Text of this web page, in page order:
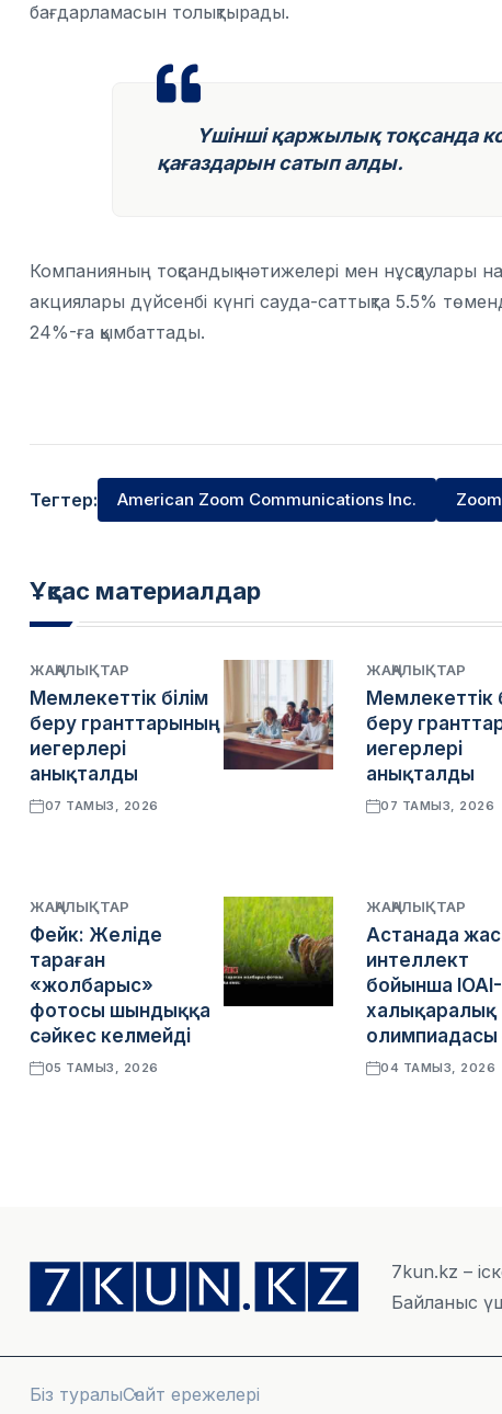
бағдарламасын толықтырады.
Үшінші қаржылық тоқсанда
қағаздарын сатып алды.
Компанияның тоқсандық нәтижелері мен нұсқаулары
акциялары дүйсенбі күнгі сауда-саттықта 5.5%
24%-ға қымбаттады.
Тегтер: American Zoom Communications Inc. Zoom
Ұқсас материалдар
ЖАҢАЛЫҚТАР
Мемлекеттік білім
беру гранттарының
иегерлері
анықталды
07 ТАМЫЗ, 2026
ЖАҢАЛЫҚТАР
Мемлекеттік
беру
иегерлері
анықталды
07 ТАМЫЗ, 2026
ЖАҢАЛЫҚТАР
Фейк: Желіде
тараған
«жолбарыс»
фотосы шындыққа
сәйкес келмейді
05 ТАМЫЗ, 2026
ЖАҢАЛЫҚТАР
Астанада
интеллект
бойынша
халықаралық
олимпиадасы
04 ТАМЫЗ, 2026
7kun.kz –
Байланыс
Біз туралыСайт ережелері